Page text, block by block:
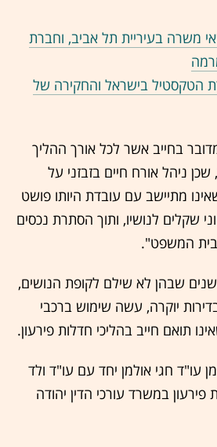
משרה בעיריית תל אביב, וחברת
הטקסטיל בישראל והחקירה של
בחייב אשר לכל אורך ההליך
ניהל אורח חיים בזבזני על
מתיישב עם עובדת היותו פושט
שקלים לנושיו, ותוך הסתרת נכסים
המשפט".
שבהן לא שילם לקופת הנושים,
יוקרה, עשה שימוש ברכבי
תואם חייב בהליכי חדלות פירעון.
חגי אולמן יחד עם עו"ד ולד
במשרד עורכי הדין יהודה